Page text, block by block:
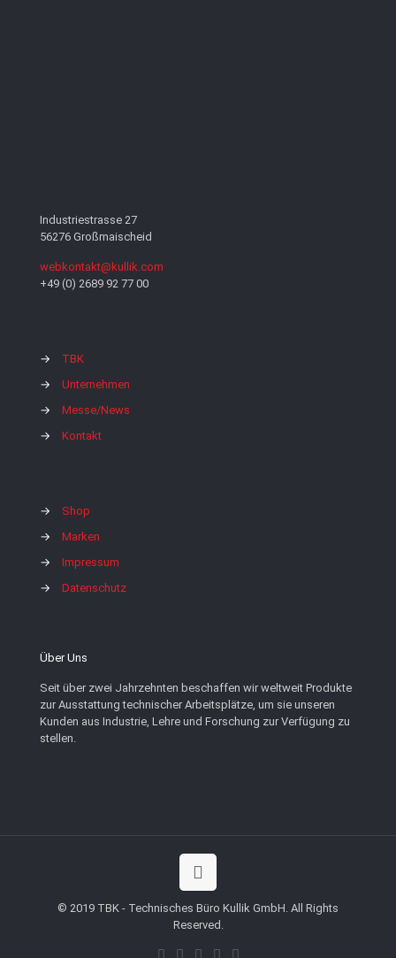
Industriestrasse 27
56276 Großmaischeid
webkontakt@kullik.com
+49 (0) 2689 92 77 00
→
TBK
→
Unternehmen
→
Messe/News
→
Kontakt
→
Shop
→
Marken
→
Impressum
→
Datenschutz
Über Uns
Seit über zwei Jahrzehnten beschaffen wir weltweit Produkte
zur Ausstattung technischer Arbeitsplätze, um sie unseren
Kunden aus Industrie, Lehre und Forschung zur Verfügung zu
stellen.
© 2019 TBK - Technisches Büro Kullik GmbH. All Rights
Reserved.